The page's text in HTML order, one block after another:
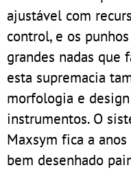
ajustável com
control, e os
grandes nadas que
esta supremacia
morfologia e
instrumentos. O
Maxsym fica a
bem desenhado